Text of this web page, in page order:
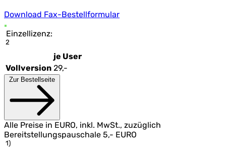
Download Fax-Bestellformular
Einzellizenz:
2
je User
Vollversion 29,-
Alle Preise in EURO, inkl. MwSt., zuzüglich
Bereitstellungspauschale 5,- EURO
1)